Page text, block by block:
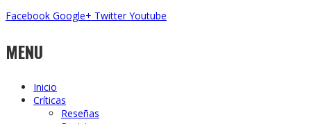
Facebook Google+ Twitter Youtube
MENU
Inicio
Críticas
Reseñas